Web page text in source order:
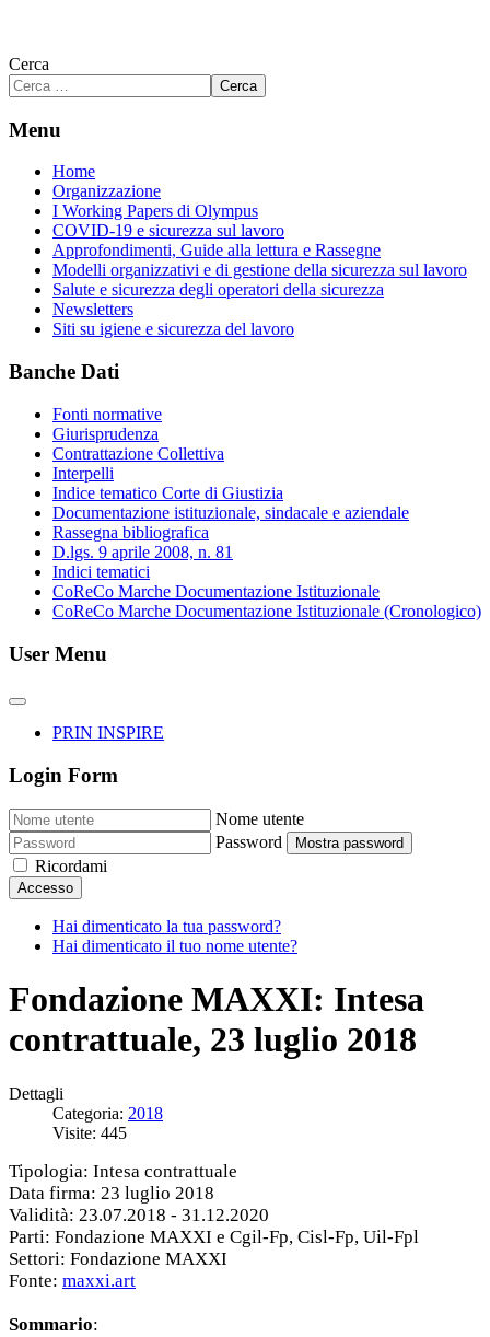
Cerca
Cerca
Menu
Home
Organizzazione
I Working Papers di Olympus
COVID-19 e sicurezza sul lavoro
Approfondimenti, Guide alla lettura e Rassegne
Modelli organizzativi e di gestione della sicurezza sul lavoro
Salute e sicurezza degli operatori della sicurezza
Newsletters
Siti su igiene e sicurezza del lavoro
Banche Dati
Fonti normative
Giurisprudenza
Contrattazione Collettiva
Interpelli
Indice tematico Corte di Giustizia
Documentazione istituzionale, sindacale e aziendale
Rassegna bibliografica
D.lgs. 9 aprile 2008, n. 81
Indici tematici
CoReCo Marche Documentazione Istituzionale
CoReCo Marche Documentazione Istituzionale (Cronologico)
User Menu
PRIN INSPIRE
Login Form
Nome utente
Password
Mostra password
Ricordami
Accesso
Hai dimenticato la tua password?
Hai dimenticato il tuo nome utente?
Fondazione MAXXI: Intesa
contrattuale, 23 luglio 2018
Dettagli
Categoria: 2018
Visite: 445
Tipologia: Intesa contrattuale
Data firma: 23 luglio 2018
Validità: 23.07.2018 - 31.12.2020
Parti: Fondazione MAXXI e Cgil-Fp, Cisl-Fp, Uil-Fpl
Settori: Fondazione MAXXI
Fonte: maxxi.art
Sommario: